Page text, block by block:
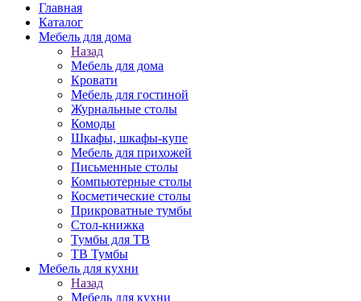
Главная
Каталог
Мебель для дома
Назад
Мебель для дома
Кровати
Мебель для гостиной
Журнальные столы
Комоды
Шкафы, шкафы-купе
Мебель для прихожей
Письменные столы
Компьютерные столы
Косметические столы
Прикроватные тумбы
Стол-книжка
Тумбы для ТВ
ТВ Тумбы
Мебель для кухни
Назад
Мебель для кухни